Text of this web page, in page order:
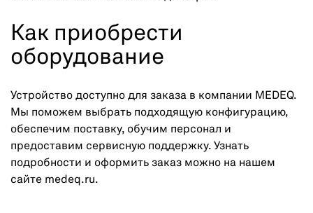
Как приобрести
оборудование
Устройство доступно для заказа в компании MEDEQ.
Мы поможем выбрать подходящую конфигурацию,
обеспечим поставку, обучим персонал и
предоставим сервисную поддержку. Узнать
подробности и оформить заказ можно на нашем
сайте medeq.ru.